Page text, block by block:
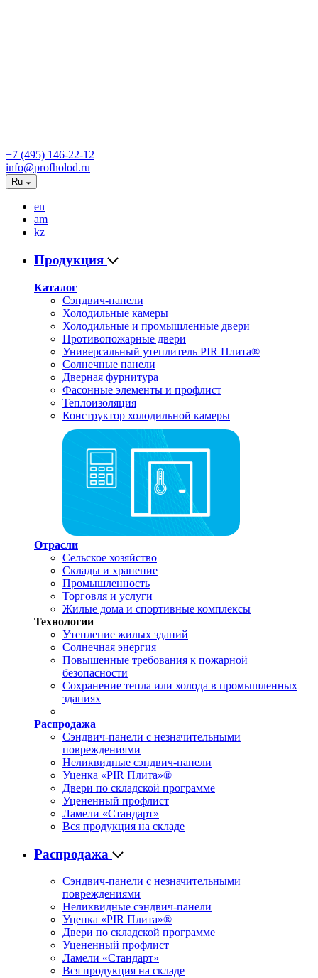
+7 (495) 146-22-12
info@profholod.ru
Ru
en
am
kz
Продукция
Каталог
Сэндвич-панели
Холодильные камеры
Холодильные и промышленные двери
Противопожарные двери
Универсальный утеплитель PIR Плита®
Солнечные панели
Дверная фурнитура
Фасонные элементы и профлист
Теплоизоляция
Конструктор холодильной камеры
Отрасли
Сельское хозяйство
Склады и хранение
Промышленность
Торговля и услуги
Жилые дома и спортивные комплексы
Технологии
Утепление жилых зданий
Солнечная энергия
Повышенные требования к пожарной
безопасности
Сохранение тепла или холода в промышленных
зданиях
Распродажа
Сэндвич-панели с незначительными
повреждениями
Неликвидные сэндвич-панели
Уценка «PIR Плита»®
Двери по складской программе
Уцененный профлист
Ламели «Стандарт»
Вся продукция на складе
Распродажа
Сэндвич-панели с незначительными
повреждениями
Неликвидные сэндвич-панели
Уценка «PIR Плита»®
Двери по складской программе
Уцененный профлист
Ламели «Стандарт»
Вся продукция на складе